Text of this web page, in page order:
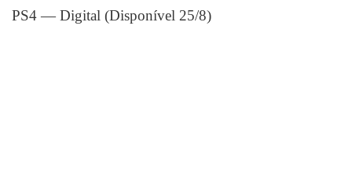
PS4 — Digital (Disponível 25/8)